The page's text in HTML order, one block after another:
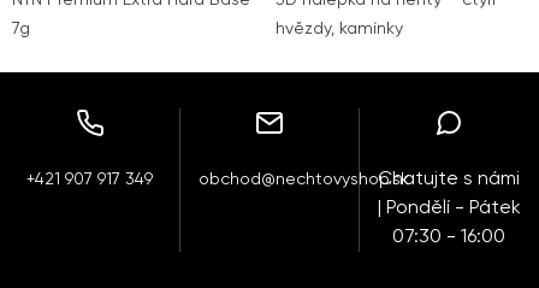
7g
hvězdy, kamínky
+421 907 917 349 obchod@nechtovyshop.skChatujte s námi
| Pondělí - Pátek
07:30 - 16:00